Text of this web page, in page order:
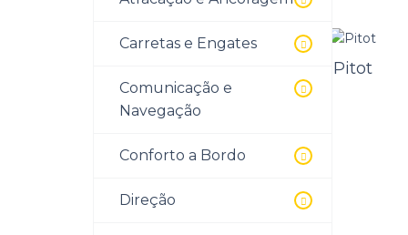
Carretas e Engates
Comunicação e
Navegação
Conforto a Bordo
Direção
A
com
Capa rádio de
embutir
Pitot